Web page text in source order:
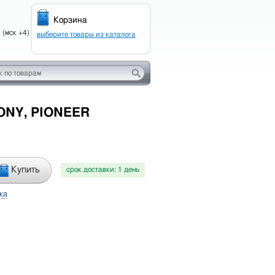
Корзина
выберите товары из каталога
(мск +4)
PIONEER
Купить срок доставки: 1 день